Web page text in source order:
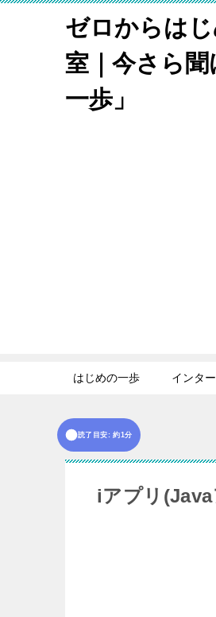
ゼロからは
室｜今さら
一歩」
はじめの一歩 インタ
読了目安: 約1分
iアプリ